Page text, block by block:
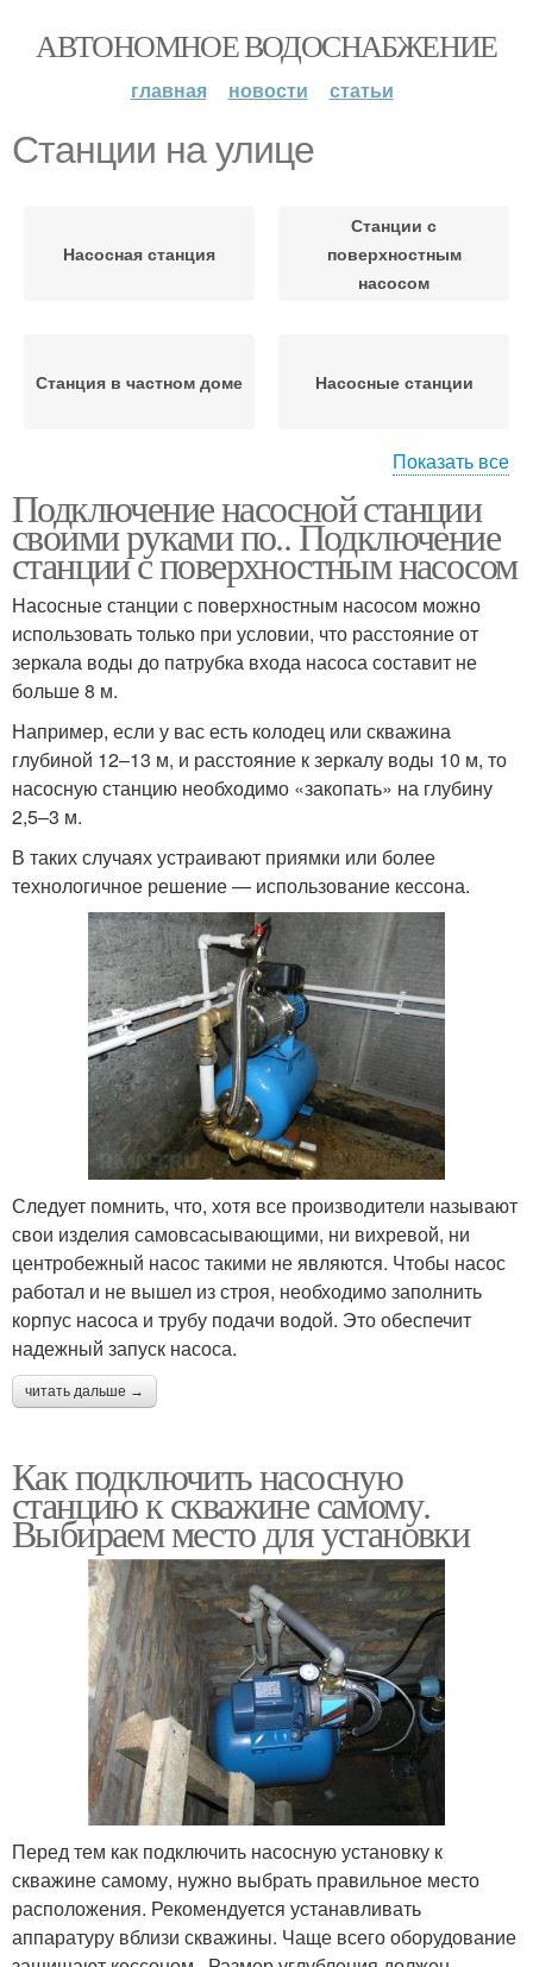
АВТОНОМНОЕ ВОДОСНАБЖЕНИЕ
главная новости статьи
Станции на улице
Насосная станция
Станции с
поверхностным
насосом
Станция в частном доме Насосные станции
центральному
водопроводу
Станции к бочке
Станции к колодцу Станция к скважине
Станции к
накопительному баку
Станция с погружным
насосом
Станции на основе
Станции на глубинном
насосе
Станция на зиму Станция к водопроводу
Станции к скважине Станции с баком
Станции к водопроводу
Станции на даче
Места для станции Станции на водопровод
Станция для скважины
Показать все
Подключение насосной станции
своими руками по.. Подключение
станции с поверхностным насосом
Насосные станции с поверхностным насосом можно
использовать только при условии, что расстояние от
зеркала воды до патрубка входа насоса составит не
больше 8 м.
Например, если у вас есть колодец или скважина
глубиной 12–13 м, и расстояние к зеркалу воды 10 м, то
насосную станцию необходимо «закопать» на глубину
2,5–3 м.
В таких случаях устраивают приямки или более
технологичное решение — использование кессона.
Следует помнить, что, хотя все производители называют
свои изделия самовсасывающими, ни вихревой, ни
центробежный насос такими не являются. Чтобы насос
работал и не вышел из строя, необходимо заполнить
корпус насоса и трубу подачи водой. Это обеспечит
надежный запуск насоса.
читать дальше →
Как подключить насосную
станцию к скважине самому.
Выбираем место для установки
Перед тем как подключить насосную установку к
скважине самому, нужно выбрать правильное место
расположения. Рекомендуется устанавливать
аппаратуру вблизи скважины. Чаще всего оборудование